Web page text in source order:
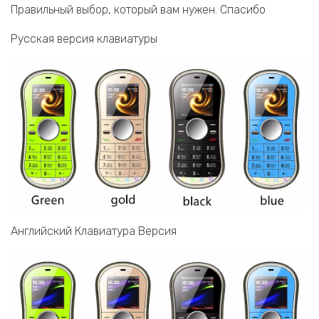
Правильный выбор, который вам нужен. Спасибо
Русская версия клавиатуры
Английский Клавиатура Версия